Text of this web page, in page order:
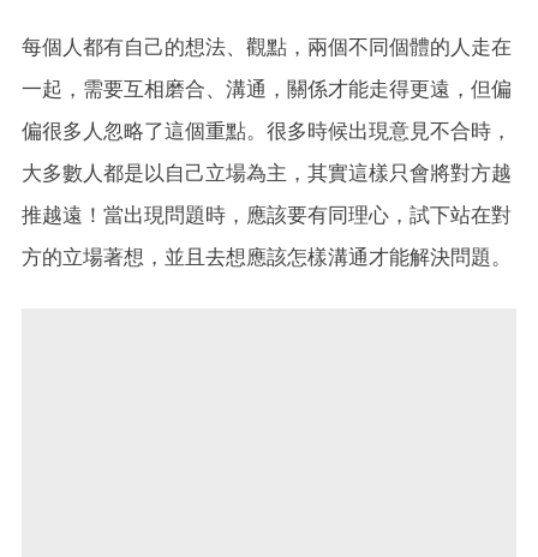
每個人都有自己的想法、觀點，兩個不同個體的人走在
一起，需要互相磨合、溝通，關係才能走得更遠，但偏
偏很多人忽略了這個重點。很多時候出現意見不合時，
大多數人都是以自己立場為主，其實這樣只會將對方越
推越遠！當出現問題時，應該要有同理心，試下站在對
方的立場著想，並且去想應該怎樣溝通才能解決問題。